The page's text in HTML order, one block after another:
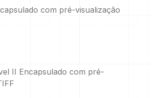
com pré-visualização
II Encapsulado com pré-